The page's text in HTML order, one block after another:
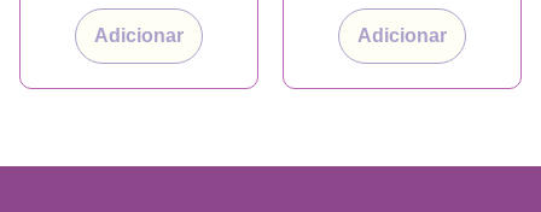
Adicionar Adicionar